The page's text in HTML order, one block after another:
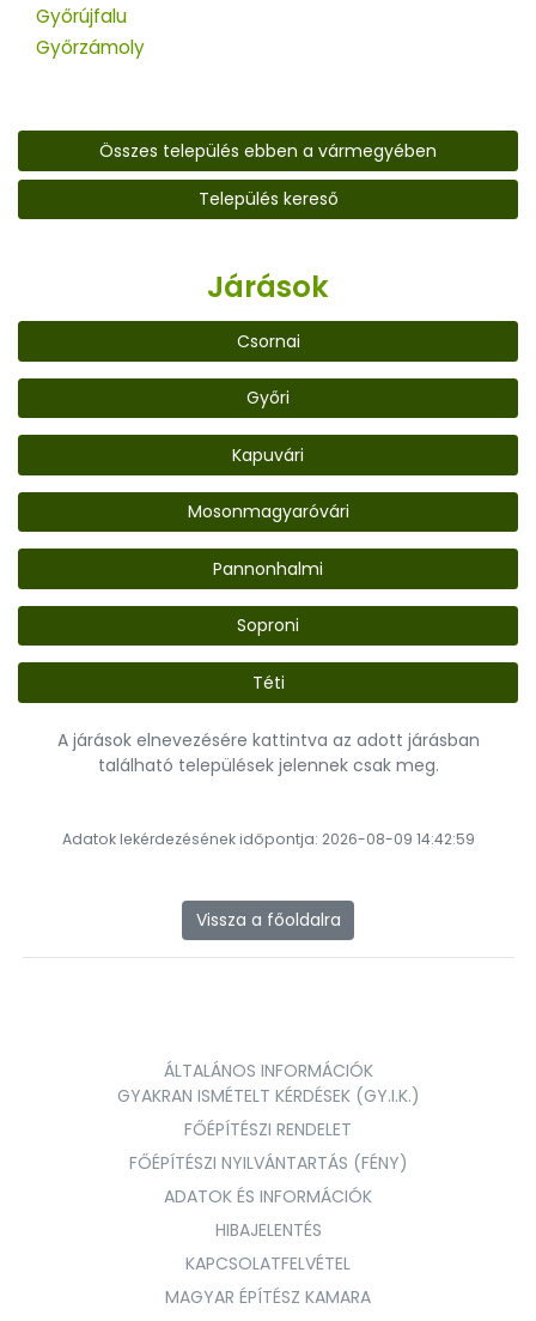
Győrújfalu
Győrzámoly
Összes település ebben a vármegyében
Település kereső
Járások
Csornai
Győri
Kapuvári
Mosonmagyaróvári
Pannonhalmi
Soproni
Téti
A járások elnevezésére kattintva az adott járásban
található települések jelennek csak meg.
Adatok lekérdezésének időpontja: 2026-08-09 14:42:59
Vissza a főoldalra
ÁLTALÁNOS INFORMÁCIÓK
GYAKRAN ISMÉTELT KÉRDÉSEK (GY.I.K.)
FŐÉPÍTÉSZI RENDELET
FŐÉPÍTÉSZI NYILVÁNTARTÁS (FÉNY)
ADATOK ÉS INFORMÁCIÓK
HIBAJELENTÉS
KAPCSOLATFELVÉTEL
MAGYAR ÉPÍTÉSZ KAMARA